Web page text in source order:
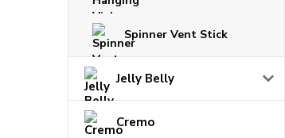
Spinner Vent Stick
Jelly Belly
Cremo